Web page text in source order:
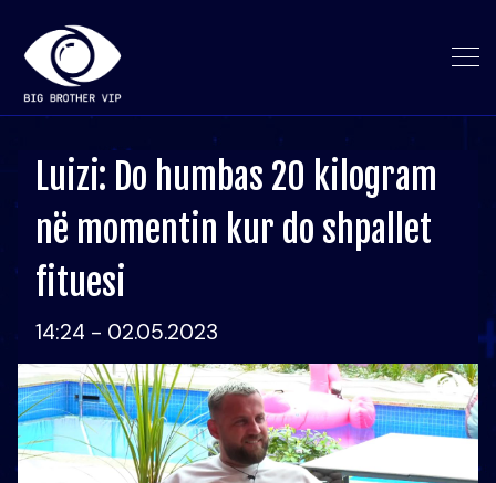
Luizi: Do humbas 20 kilogram
në momentin kur do shpallet
fituesi
14:24 - 02.05.2023